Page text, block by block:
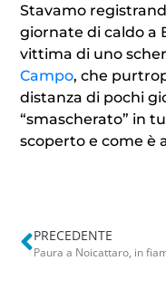
Stavamo
giornate di caldo a
vittima di uno
Campo, che
distanza di pochi
“smascherato” in
scoperto e come è
PRECEDENTE